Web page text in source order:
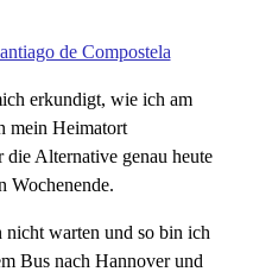
de Compostela
erkundigt, wie ich am
mein Heimatort
Alternative genau heute
Wochenende.
warten und so bin ich
Bus nach Hannover und